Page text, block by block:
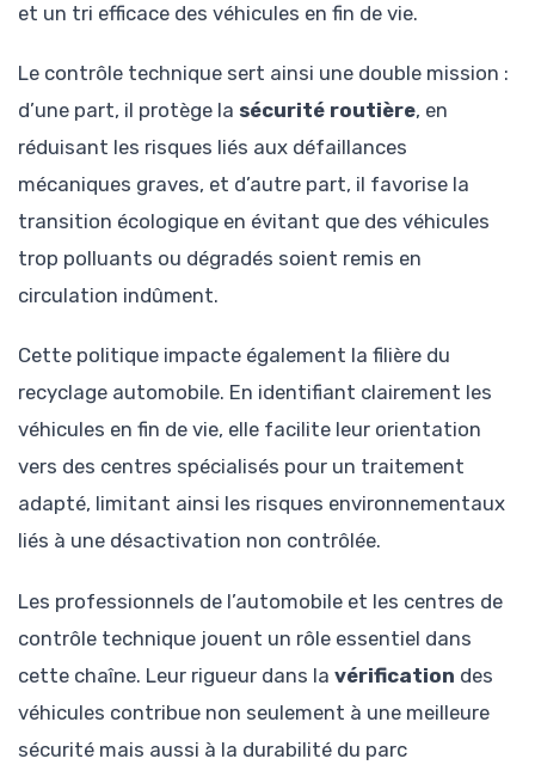
et un tri efficace des véhicules en fin de vie.
Le contrôle technique sert ainsi une double mission :
d’une part, il protège la sécurité routière, en
réduisant les risques liés aux défaillances
mécaniques graves, et d’autre part, il favorise la
transition écologique en évitant que des véhicules
trop polluants ou dégradés soient remis en
circulation indûment.
Cette politique impacte également la filière du
recyclage automobile. En identifiant clairement les
véhicules en fin de vie, elle facilite leur orientation
vers des centres spécialisés pour un traitement
adapté, limitant ainsi les risques environnementaux
liés à une désactivation non contrôlée.
Les professionnels de l’automobile et les centres de
contrôle technique jouent un rôle essentiel dans
cette chaîne. Leur rigueur dans la vérification des
véhicules contribue non seulement à une meilleure
sécurité mais aussi à la durabilité du parc